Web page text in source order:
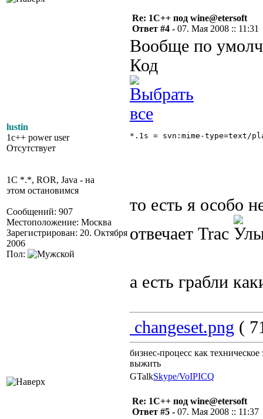
lustin
1c++ power user
Отсутствует
1C *.*, ROR, Java - на
этом остановимся
Сообщений: 907
Местоположение: Москва
Зарегистрирован: 20. Октября
2006
Пол:
Re: 1С++ под wine@etersoft
Ответ #4 - 07. Мая 2008 :: 11:31
Вообще по
Код
*.1s = svn:mime-type=text/
то есть я особо
отвечает Trac
а есть грабли
changeset.png (
бизнес-процесс как
выжить
GTalkSkype/VoIPICQ
Re: 1С++ под wine@etersoft
Ответ #5 - 07. Мая 2008 :: 11:37